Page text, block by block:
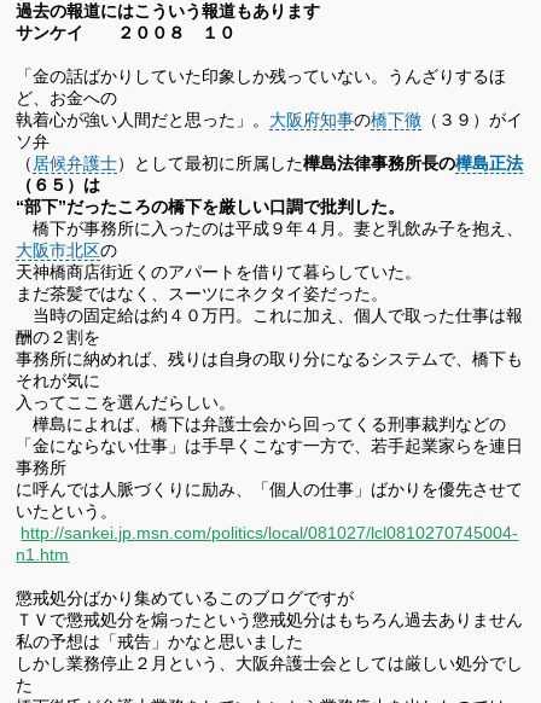
過去の報道にはこういう報道もあります
サンケイ ２００８ １０
「金の話ばかりしていた印象しか残っていない。うんざりするほ
ど、お金への
執着心が強い人間だと思った」。 大阪府知事の橋下徹 （３９）がイ
ソ弁
（ 居候弁護士）として最初に所属した樺島法律事務所長の樺島正法
（６５）は
“部下”だったころの橋下を厳しい口調で批判した。
橋下が事務所に入ったのは平成９年４月。妻と乳飲み子を抱え、
大阪市北区の
天神橋商店街近くのアパートを借りて暮らしていた。
まだ茶髪ではなく、スーツにネクタイ姿だった。
当時の固定給は約４０万円。これに加え、個人で取った仕事は報
酬の２割を
事務所に納めれば、残りは自身の取り分になるシステムで、橋下も
それが気に
入ってここを選んだらしい。
樺島によれば、橋下は弁護士会から回ってくる刑事裁判などの
「金にならない仕事」は手早くこなす一方で、若手起業家らを連日
事務所
に呼んでは人脈づくりに励み、「個人の仕事」ばかりを優先させて
いたという。
http://sankei.jp.msn.com/politics/local/081027/lcl0810270745004-
n1.htm
懲戒処分ばかり集めているこのブログですが
ＴＶで懲戒処分を煽ったという懲戒処分はもちろん過去ありません
私の予想は「戒告」かなと思いました
しかし業務停止２月という、大阪弁護士会としては厳しい処分でし
た